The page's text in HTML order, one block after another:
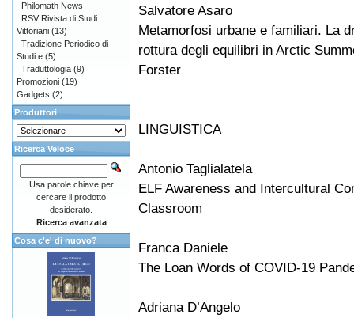
Salvatore Asaro
Metamorfosi urbane e familiari. La
rottura degli equilibri in Arctic
Forster
LINGUISTICA
Antonio Taglialatela
ELF Awareness and Intercultural
Classroom
Franca Daniele
The Loan Words of COVID-19
Adriana D’Angelo
Philomath News
RSV Rivista di Studi
Vittoriani (13)
Tradizione Periodico di
Studi e (5)
Traduttologia (9)
Promozioni (19)
Gadgets (2)
Produttori
Ricerca Veloce
Usa parole chiave per
cercare il prodotto
desiderato.
Ricerca avanzata
Cosa c'e' di nuovo?